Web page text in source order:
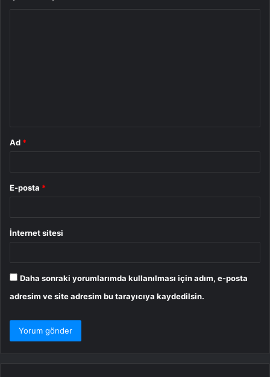
Ad *
E-posta *
İnternet sitesi
Daha sonraki yorumlarımda kullanılması için adım, e-posta
adresim ve site adresim bu tarayıcıya kaydedilsin.